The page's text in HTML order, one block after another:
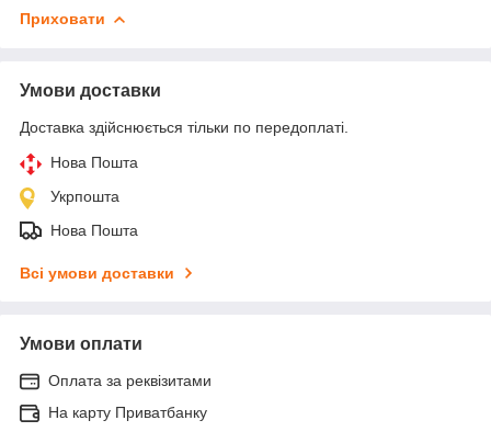
Приховати
Умови доставки
Доставка здійснюється тільки по передоплаті.
Нова Пошта
Укрпошта
Нова Пошта
Всі умови доставки
Умови оплати
Оплата за реквізитами
На карту Приватбанку